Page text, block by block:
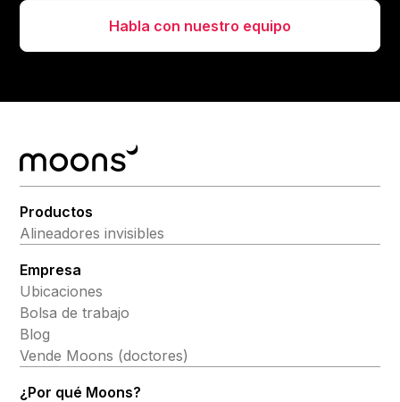
Habla con nuestro equipo
Productos
Alineadores invisibles
Empresa
Ubicaciones
Bolsa de trabajo
Blog
Vende Moons (doctores)
¿Por qué Moons?